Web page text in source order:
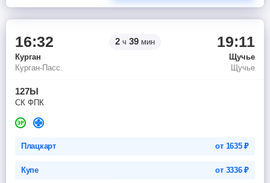
16:32 2 ч 39 мин 19:11
Курган
Щучье
Курган-Пасс.
Щучье
127Ы
СК ФПК
Плацкарт от 1635₽
Купе от 3336₽